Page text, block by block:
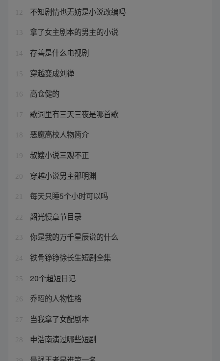
12 不知剧情也无妨是小说改编吗
13 拿了女主剧本的男主的小说
14 存善是什么电视剧
15 穿越变成刘禅
16 高仓健的
17 歌词里有三天三夜是哪首歌
18 恶魔高校人物简介
19 叔嫂小说三观不正
20 穿越小说男主邵明渊
21 每天只睡5个小时可以吗
22 韶光慢章节目录
23 你是我的万千星辰说的什么
24 铁骨铮铮徐长生短剧全集
25 20个超短日记
26 乔昭的人物性格
27 当我拿了女配剧本
28 申浩南演过哪些短剧